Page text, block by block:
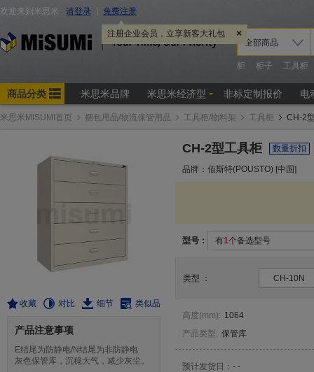
米思米MISUMI首页 捆包用品/物流保管用品 工具柜/物料架 工具柜 CH-2
收藏 对比 细节 类似品
产品注意事项
E结尾为防静电/N结尾为非防静电
灰色保管库，沉稳大气，减少灰尘。
CH-2型工具柜 数量折扣
品牌：佰斯特(POUSTO) [中国]
型号： 有1个备选型号
类型 ： CH-10N
高度(mm): 1064
产品类型: 保管库
预计发货日： - -